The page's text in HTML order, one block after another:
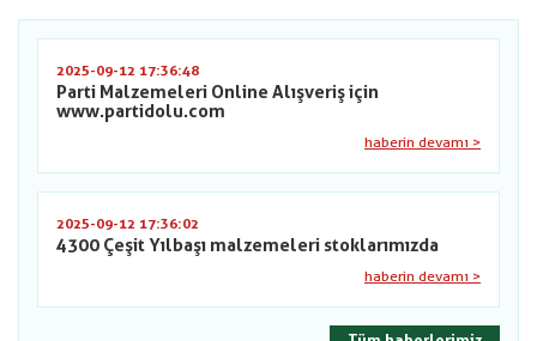
2025-09-12 17:36:48
Parti Malzemeleri Online Alışveriş için
www.partidolu.com
haberin devamı >
2025-09-12 17:36:02
4300 Çeşit Yılbaşı malzemeleri stoklarımızda
haberin devamı >